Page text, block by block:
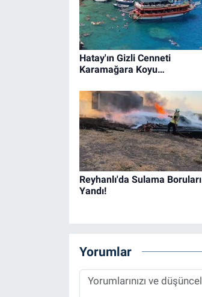
Hatay'ın Gizli Cenneti
Karamağara Koyu…
Reyhanlı'da Sulama Boruları
Yandı!
Yorumlar